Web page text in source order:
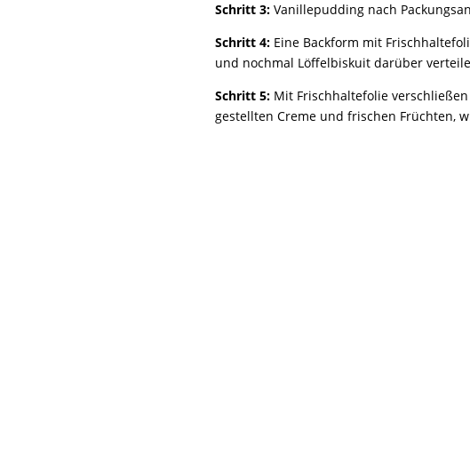
Schritt 3: Vanillepudding nach
Schritt 4: Eine Backform mit
und nochmal Löffelbiskuit darüber
Schritt 5: Mit Frischhaltefolie
gestellten Creme und frischen Früchten,